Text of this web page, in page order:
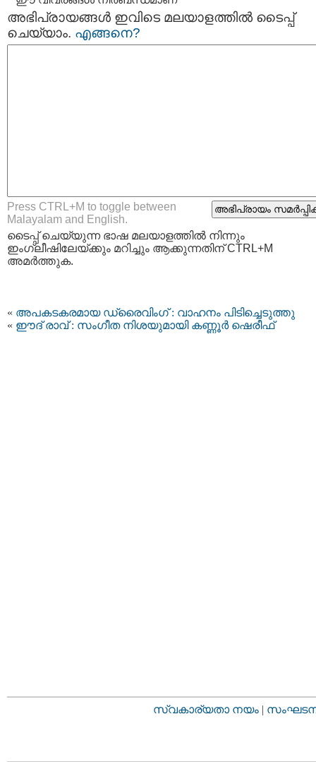
അഭിപ്രായങ്ങള്‍ ഇവിടെ മലയാളത്തില്‍ ടൈപ്പ്
ചെയ്യാം. എങ്ങനെ?
Press CTRL+M to toggle between
Malayalam and English.
ടൈപ്പ്‌ ചെയ്യുന്ന ഭാഷ മലയാളത്തില്‍ നിന്നും
ഇംഗ്ലീഷിലേയ്ക്കും മറിച്ചും ആക്കുന്നതിന് CTRL+M
അമര്‍ത്തുക.
« അപകടകരമായ ഡ്രൈവിംഗ് : വാഹനം പിടിച്ചെടുത്തു
« ഈദ് രാവ് : സംഗീത നിശയുമായി കണ്ണൂർ ഷെരീഫ്
സ്വകാര്യതാ നയം |